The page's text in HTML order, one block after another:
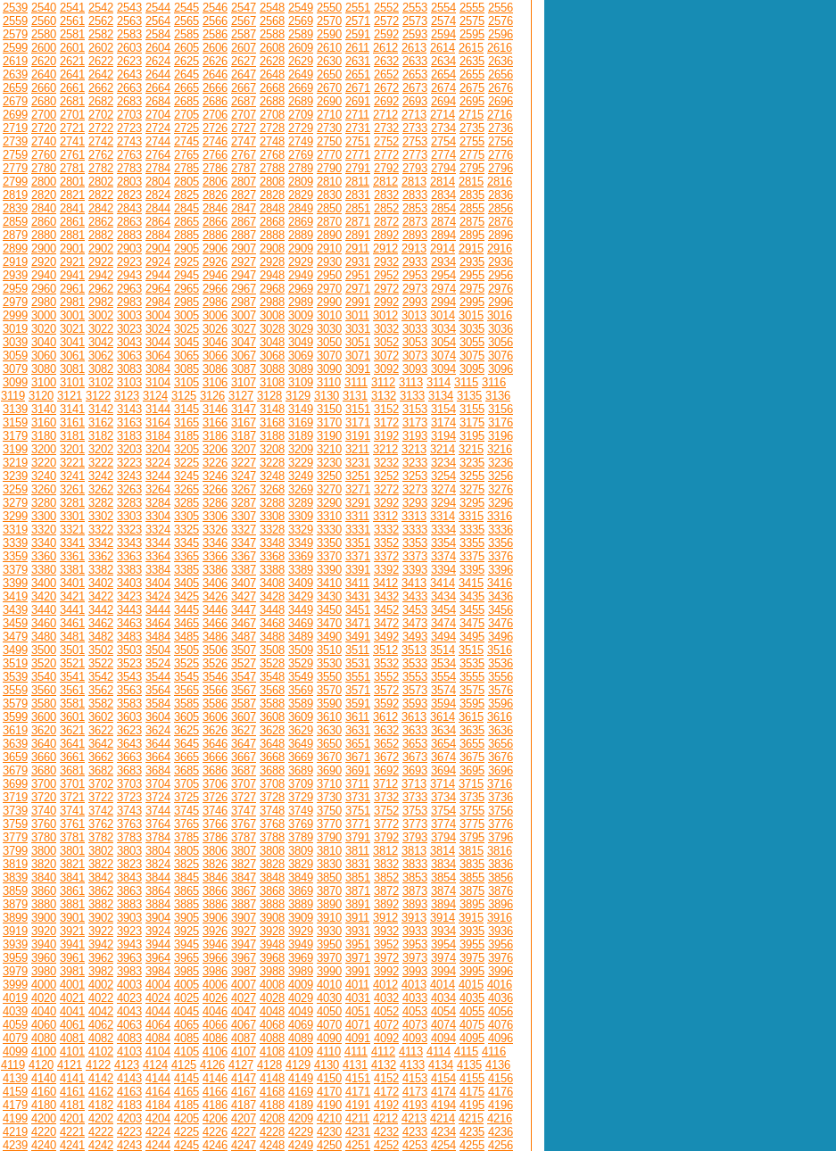
2539 2540 2541 2542 2543 2544 2545 2546 2547 2548 2549 2550 2551 2552 2553 2554 2555 2556
2559 2560 2561 2562 2563 2564 2565 2566 2567 2568 2569 2570 2571 2572 2573 2574 2575 2576
2579 2580 2581 2582 2583 2584 2585 2586 2587 2588 2589 2590 2591 2592 2593 2594 2595 2596
2599 2600 2601 2602 2603 2604 2605 2606 2607 2608 2609 2610 2611 2612 2613 2614 2615 2616
2619 2620 2621 2622 2623 2624 2625 2626 2627 2628 2629 2630 2631 2632 2633 2634 2635 2636
2639 2640 2641 2642 2643 2644 2645 2646 2647 2648 2649 2650 2651 2652 2653 2654 2655 2656
2659 2660 2661 2662 2663 2664 2665 2666 2667 2668 2669 2670 2671 2672 2673 2674 2675 2676
2679 2680 2681 2682 2683 2684 2685 2686 2687 2688 2689 2690 2691 2692 2693 2694 2695 2696
2699 2700 2701 2702 2703 2704 2705 2706 2707 2708 2709 2710 2711 2712 2713 2714 2715 2716
2719 2720 2721 2722 2723 2724 2725 2726 2727 2728 2729 2730 2731 2732 2733 2734 2735 2736
2739 2740 2741 2742 2743 2744 2745 2746 2747 2748 2749 2750 2751 2752 2753 2754 2755 2756
2759 2760 2761 2762 2763 2764 2765 2766 2767 2768 2769 2770 2771 2772 2773 2774 2775 2776
2779 2780 2781 2782 2783 2784 2785 2786 2787 2788 2789 2790 2791 2792 2793 2794 2795 2796
2799 2800 2801 2802 2803 2804 2805 2806 2807 2808 2809 2810 2811 2812 2813 2814 2815 2816
2819 2820 2821 2822 2823 2824 2825 2826 2827 2828 2829 2830 2831 2832 2833 2834 2835 2836
2839 2840 2841 2842 2843 2844 2845 2846 2847 2848 2849 2850 2851 2852 2853 2854 2855 2856
2859 2860 2861 2862 2863 2864 2865 2866 2867 2868 2869 2870 2871 2872 2873 2874 2875 2876
2879 2880 2881 2882 2883 2884 2885 2886 2887 2888 2889 2890 2891 2892 2893 2894 2895 2896
2899 2900 2901 2902 2903 2904 2905 2906 2907 2908 2909 2910 2911 2912 2913 2914 2915 2916
2919 2920 2921 2922 2923 2924 2925 2926 2927 2928 2929 2930 2931 2932 2933 2934 2935 2936
2939 2940 2941 2942 2943 2944 2945 2946 2947 2948 2949 2950 2951 2952 2953 2954 2955 2956
2959 2960 2961 2962 2963 2964 2965 2966 2967 2968 2969 2970 2971 2972 2973 2974 2975 2976
2979 2980 2981 2982 2983 2984 2985 2986 2987 2988 2989 2990 2991 2992 2993 2994 2995 2996
2999 3000 3001 3002 3003 3004 3005 3006 3007 3008 3009 3010 3011 3012 3013 3014 3015 3016
3019 3020 3021 3022 3023 3024 3025 3026 3027 3028 3029 3030 3031 3032 3033 3034 3035 3036
3039 3040 3041 3042 3043 3044 3045 3046 3047 3048 3049 3050 3051 3052 3053 3054 3055 3056
3059 3060 3061 3062 3063 3064 3065 3066 3067 3068 3069 3070 3071 3072 3073 3074 3075 3076
3079 3080 3081 3082 3083 3084 3085 3086 3087 3088 3089 3090 3091 3092 3093 3094 3095 3096
3099 3100 3101 3102 3103 3104 3105 3106 3107 3108 3109 3110 3111 3112 3113 3114 3115 3116
3119 3120 3121 3122 3123 3124 3125 3126 3127 3128 3129 3130 3131 3132 3133 3134 3135 3136
3139 3140 3141 3142 3143 3144 3145 3146 3147 3148 3149 3150 3151 3152 3153 3154 3155 3156
3159 3160 3161 3162 3163 3164 3165 3166 3167 3168 3169 3170 3171 3172 3173 3174 3175 3176
3179 3180 3181 3182 3183 3184 3185 3186 3187 3188 3189 3190 3191 3192 3193 3194 3195 3196
3199 3200 3201 3202 3203 3204 3205 3206 3207 3208 3209 3210 3211 3212 3213 3214 3215 3216
3219 3220 3221 3222 3223 3224 3225 3226 3227 3228 3229 3230 3231 3232 3233 3234 3235 3236
3239 3240 3241 3242 3243 3244 3245 3246 3247 3248 3249 3250 3251 3252 3253 3254 3255 3256
3259 3260 3261 3262 3263 3264 3265 3266 3267 3268 3269 3270 3271 3272 3273 3274 3275 3276
3279 3280 3281 3282 3283 3284 3285 3286 3287 3288 3289 3290 3291 3292 3293 3294 3295 3296
3299 3300 3301 3302 3303 3304 3305 3306 3307 3308 3309 3310 3311 3312 3313 3314 3315 3316
3319 3320 3321 3322 3323 3324 3325 3326 3327 3328 3329 3330 3331 3332 3333 3334 3335 3336
3339 3340 3341 3342 3343 3344 3345 3346 3347 3348 3349 3350 3351 3352 3353 3354 3355 3356
3359 3360 3361 3362 3363 3364 3365 3366 3367 3368 3369 3370 3371 3372 3373 3374 3375 3376
3379 3380 3381 3382 3383 3384 3385 3386 3387 3388 3389 3390 3391 3392 3393 3394 3395 3396
3399 3400 3401 3402 3403 3404 3405 3406 3407 3408 3409 3410 3411 3412 3413 3414 3415 3416
3419 3420 3421 3422 3423 3424 3425 3426 3427 3428 3429 3430 3431 3432 3433 3434 3435 3436
3439 3440 3441 3442 3443 3444 3445 3446 3447 3448 3449 3450 3451 3452 3453 3454 3455 3456
3459 3460 3461 3462 3463 3464 3465 3466 3467 3468 3469 3470 3471 3472 3473 3474 3475 3476
3479 3480 3481 3482 3483 3484 3485 3486 3487 3488 3489 3490 3491 3492 3493 3494 3495 3496
3499 3500 3501 3502 3503 3504 3505 3506 3507 3508 3509 3510 3511 3512 3513 3514 3515 3516
3519 3520 3521 3522 3523 3524 3525 3526 3527 3528 3529 3530 3531 3532 3533 3534 3535 3536
3539 3540 3541 3542 3543 3544 3545 3546 3547 3548 3549 3550 3551 3552 3553 3554 3555 3556
3559 3560 3561 3562 3563 3564 3565 3566 3567 3568 3569 3570 3571 3572 3573 3574 3575 3576
3579 3580 3581 3582 3583 3584 3585 3586 3587 3588 3589 3590 3591 3592 3593 3594 3595 3596
3599 3600 3601 3602 3603 3604 3605 3606 3607 3608 3609 3610 3611 3612 3613 3614 3615 3616
3619 3620 3621 3622 3623 3624 3625 3626 3627 3628 3629 3630 3631 3632 3633 3634 3635 3636
3639 3640 3641 3642 3643 3644 3645 3646 3647 3648 3649 3650 3651 3652 3653 3654 3655 3656
3659 3660 3661 3662 3663 3664 3665 3666 3667 3668 3669 3670 3671 3672 3673 3674 3675 3676
3679 3680 3681 3682 3683 3684 3685 3686 3687 3688 3689 3690 3691 3692 3693 3694 3695 3696
3699 3700 3701 3702 3703 3704 3705 3706 3707 3708 3709 3710 3711 3712 3713 3714 3715 3716
3719 3720 3721 3722 3723 3724 3725 3726 3727 3728 3729 3730 3731 3732 3733 3734 3735 3736
3739 3740 3741 3742 3743 3744 3745 3746 3747 3748 3749 3750 3751 3752 3753 3754 3755 3756
3759 3760 3761 3762 3763 3764 3765 3766 3767 3768 3769 3770 3771 3772 3773 3774 3775 3776
3779 3780 3781 3782 3783 3784 3785 3786 3787 3788 3789 3790 3791 3792 3793 3794 3795 3796
3799 3800 3801 3802 3803 3804 3805 3806 3807 3808 3809 3810 3811 3812 3813 3814 3815 3816
3819 3820 3821 3822 3823 3824 3825 3826 3827 3828 3829 3830 3831 3832 3833 3834 3835 3836
3839 3840 3841 3842 3843 3844 3845 3846 3847 3848 3849 3850 3851 3852 3853 3854 3855 3856
3859 3860 3861 3862 3863 3864 3865 3866 3867 3868 3869 3870 3871 3872 3873 3874 3875 3876
3879 3880 3881 3882 3883 3884 3885 3886 3887 3888 3889 3890 3891 3892 3893 3894 3895 3896
3899 3900 3901 3902 3903 3904 3905 3906 3907 3908 3909 3910 3911 3912 3913 3914 3915 3916
3919 3920 3921 3922 3923 3924 3925 3926 3927 3928 3929 3930 3931 3932 3933 3934 3935 3936
3939 3940 3941 3942 3943 3944 3945 3946 3947 3948 3949 3950 3951 3952 3953 3954 3955 3956
3959 3960 3961 3962 3963 3964 3965 3966 3967 3968 3969 3970 3971 3972 3973 3974 3975 3976
3979 3980 3981 3982 3983 3984 3985 3986 3987 3988 3989 3990 3991 3992 3993 3994 3995 3996
3999 4000 4001 4002 4003 4004 4005 4006 4007 4008 4009 4010 4011 4012 4013 4014 4015 4016
4019 4020 4021 4022 4023 4024 4025 4026 4027 4028 4029 4030 4031 4032 4033 4034 4035 4036
4039 4040 4041 4042 4043 4044 4045 4046 4047 4048 4049 4050 4051 4052 4053 4054 4055 4056
4059 4060 4061 4062 4063 4064 4065 4066 4067 4068 4069 4070 4071 4072 4073 4074 4075 4076
4079 4080 4081 4082 4083 4084 4085 4086 4087 4088 4089 4090 4091 4092 4093 4094 4095 4096
4099 4100 4101 4102 4103 4104 4105 4106 4107 4108 4109 4110 4111 4112 4113 4114 4115 4116
4119 4120 4121 4122 4123 4124 4125 4126 4127 4128 4129 4130 4131 4132 4133 4134 4135 4136
4139 4140 4141 4142 4143 4144 4145 4146 4147 4148 4149 4150 4151 4152 4153 4154 4155 4156
4159 4160 4161 4162 4163 4164 4165 4166 4167 4168 4169 4170 4171 4172 4173 4174 4175 4176
4179 4180 4181 4182 4183 4184 4185 4186 4187 4188 4189 4190 4191 4192 4193 4194 4195 4196
4199 4200 4201 4202 4203 4204 4205 4206 4207 4208 4209 4210 4211 4212 4213 4214 4215 4216
4219 4220 4221 4222 4223 4224 4225 4226 4227 4228 4229 4230 4231 4232 4233 4234 4235 4236
4239 4240 4241 4242 4243 4244 4245 4246 4247 4248 4249 4250 4251 4252 4253 4254 4255 4256